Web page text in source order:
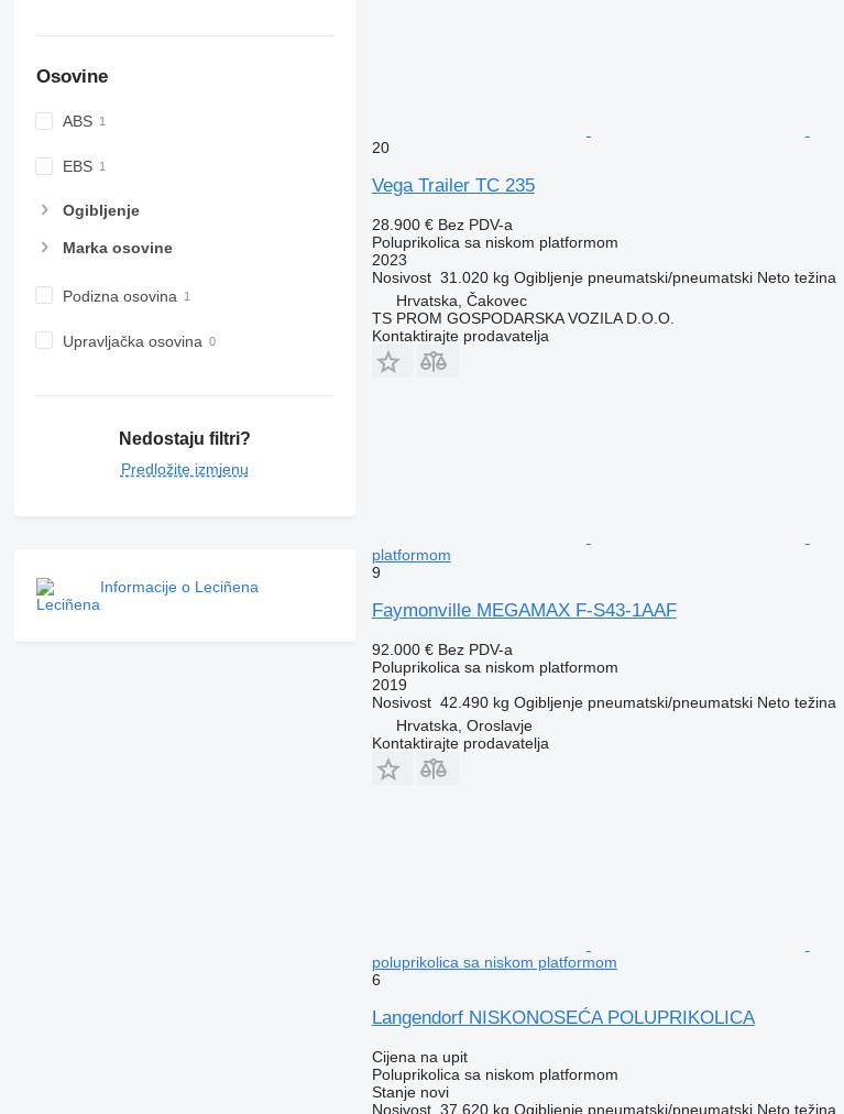
Osovine
ABS
EBS
Ogibljenje
Marka osovine
Podizna osovina
Upravljačka osovina
Nedostaju filtri?
Predložite izmjenu
Informacije o Leciñena
20
Vega Trailer TC 235
28.900 € Bez PDV-a
Poluprikolica sa niskom platformom
2023
Nosivost 31.020 kg Ogibljenje pneumatski/pneumatski Neto težina
Hrvatska, Čakovec
TS PROM GOSPODARSKA VOZILA D.O.O.
Kontaktirajte prodavatelja
platformom
9
Faymonville MEGAMAX F-S43-1AAF
92.000 € Bez PDV-a
Poluprikolica sa niskom platformom
2019
Nosivost 42.490 kg Ogibljenje pneumatski/pneumatski Neto težina
Hrvatska, Oroslavje
Kontaktirajte prodavatelja
poluprikolica sa niskom platformom
6
Langendorf NISKONOSEĆA POLUPRIKOLICA
Cijena na upit
Poluprikolica sa niskom platformom
Stanjenovi
Nosivost 37.620 kg Ogibljenje pneumatski/pneumatski Neto težina